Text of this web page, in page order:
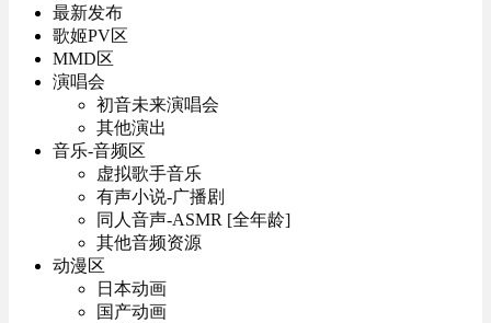
最新发布
歌姬PV区
MMD区
演唱会
初音未来演唱会
其他演出
音乐-音频区
虚拟歌手音乐
有声小说-广播剧
同人音声-ASMR [全年龄]
其他音频资源
动漫区
日本动画
国产动画